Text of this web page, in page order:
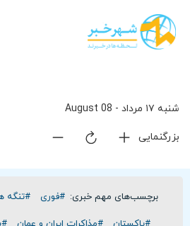
شنبه ۱۷ مرداد - 08 August
بزرگنمایی
پربیننده‌ترین
اخبار
آخرین
اخبار
پخش
داغ
ترین
سیاسی
ورزشی
اقتصادی
حوادث
گوناگون
تصویری
سلامت
جهان
فرهنگی
ویدیویی
بازار
برچسب‌های مهم خبری: #فوری #تنگه